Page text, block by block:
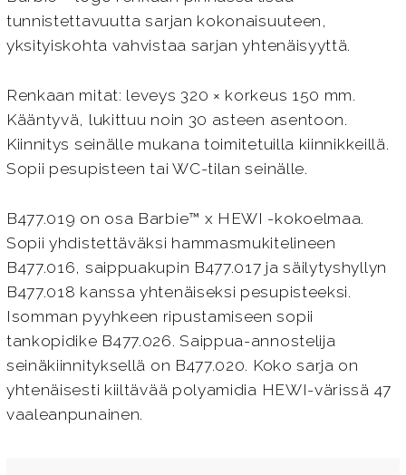
tunnistettavuutta sarjan kokonaisuuteen,
yksityiskohta vahvistaa sarjan yhtenäisyyttä.
Renkaan mitat: leveys 320 × korkeus 150 mm.
Kääntyvä, lukittuu noin 30 asteen asentoon.
Kiinnitys seinälle mukana toimitetuilla kiinnikkeillä.
Sopii pesupisteen tai WC-tilan seinälle.
B477.019 on osa Barbie™ x HEWI -kokoelmaa.
Sopii yhdistettäväksi hammasmukitelineen
B477.016, saippuakupin B477.017 ja säilytyshyllyn
B477.018 kanssa yhtenäiseksi pesupisteeksi.
Isomman pyyhkeen ripustamiseen sopii
tankopidike B477.026. Saippua-annostelija
seinäkiinnityksellä on B477.020. Koko sarja on
yhtenäisesti kiiltävää polyamidia HEWI-värissä 47
vaaleanpunainen.